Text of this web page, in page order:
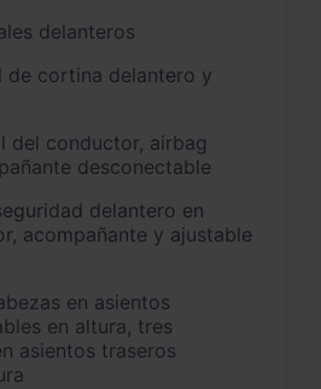
delanteros
desconectable
acompañante y ajustable
en altura, tres
asientos traseros